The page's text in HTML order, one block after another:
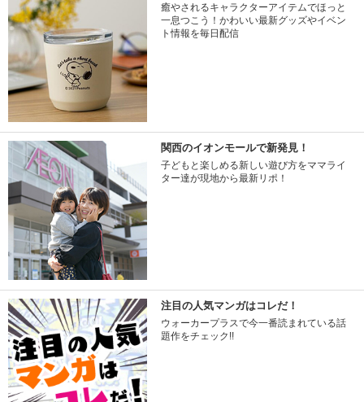
癒やされるキャラクターアイテムでほっと
一息つこう！かわいい最新グッズやイベン
ト情報を毎日配信
関西のイオンモールで新発見！
子どもと楽しめる新しい遊び方をママライ
ター達が現地から最新リポ！
注目の人気マンガはコレだ！
ウォーカープラスで今一番読まれている話
題作をチェック!!